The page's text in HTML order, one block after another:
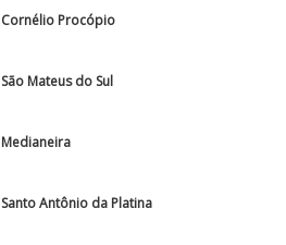
Procópio
Mateus do Sul
Antônio da Platina